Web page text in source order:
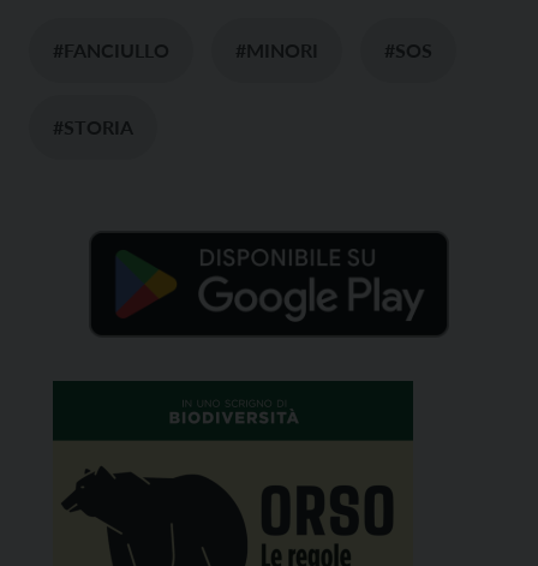
#FANCIULLO #MINORI #SOS
#STORIA